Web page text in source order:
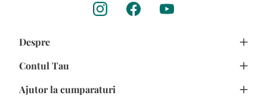
Despre
Despre noi
Avantajele Clientilor
Contul Tau
Creeaza cont
Ajutor la cumparaturi